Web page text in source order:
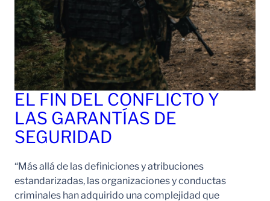
EL FIN DEL CONFLICTO Y
LAS GARANTÍAS DE
SEGURIDAD
“Más allá de las definiciones y atribuciones
estandarizadas, las organizaciones y conductas
criminales han adquirido una complejidad que